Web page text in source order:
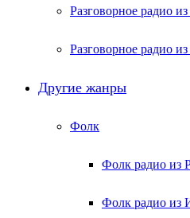
Разговорное радио из
Разговорное радио
Другие жанры
Фолк
Фолк радио из
Фолк радио из